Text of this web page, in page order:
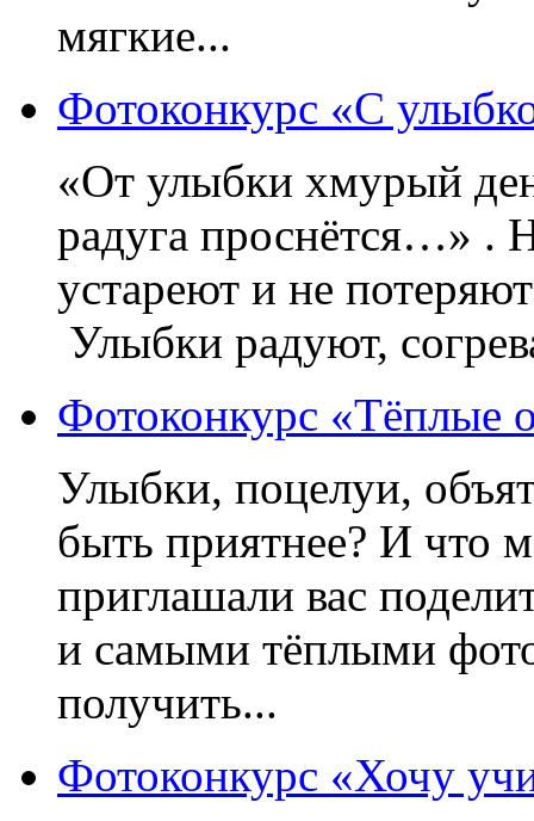
мягкие...
Фотоконкурс «С
«От улыбки хмурый
радуга проснётся…» .
устареют и не
Улыбки радуют,
Фотоконкурс «Тёплые
Улыбки, поцелуи,
быть приятнее? И что
приглашали вас
и самыми тёплыми
получить...
Фотоконкурс «Хочу